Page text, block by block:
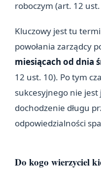
roboczym (art. 12 ust.
Kluczowy jest tu
powołania zarządcy
miesiącach od dnia
12 ust. 10). Po tym
sukcesyjnego nie jest
dochodzenie długu
odpowiedzialności
Do kogo wierzyciel